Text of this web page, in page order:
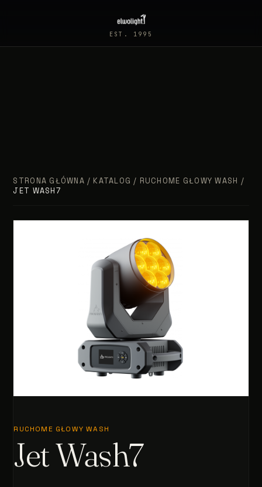
EST. 1995
STRONA GŁÓWNA / KATALOG / RUCHOME GŁOWY WASH /
JET WASH7
RUCHOME GŁOWY WASH
Jet Wash7